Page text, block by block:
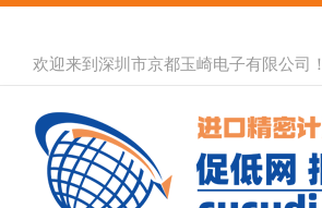
欢迎来到深圳市京都玉崎电子有限公司！